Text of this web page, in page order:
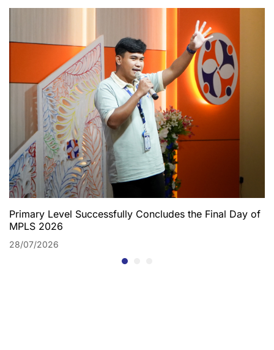
Primary Level Successfully Concludes the Final Day of
MPLS 2026
28/07/2026